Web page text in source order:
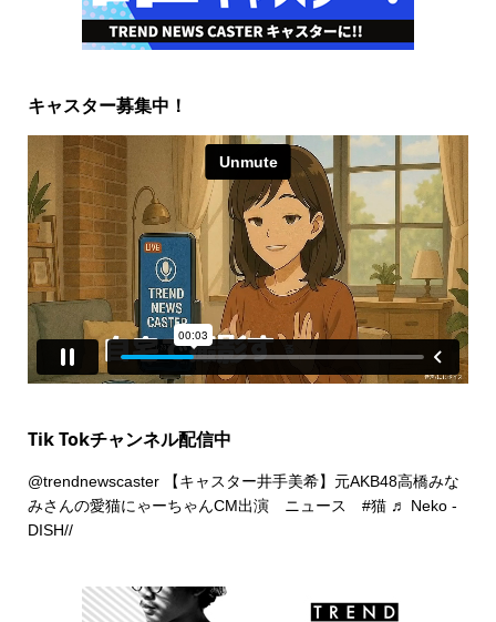
キャスター募集中！
Tik Tokチャンネル配信中
@trendnewscaster【キャスター井手美希】元AKB48高橋みな
みさんの愛猫にゃーちゃんCM出演 ニュース #猫 ♬ Neko -
DISH//